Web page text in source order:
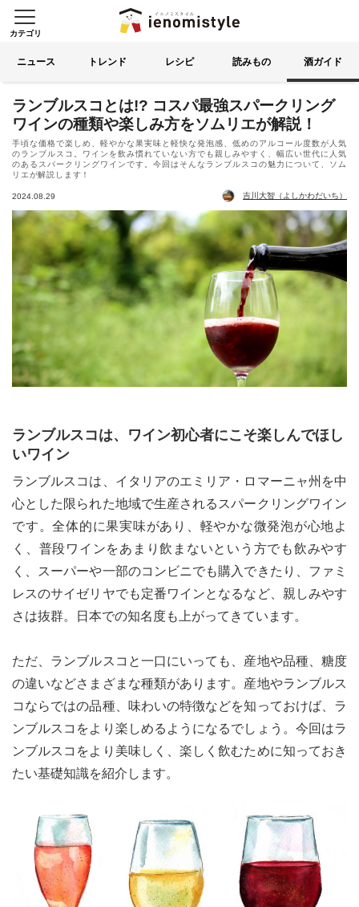
イエノミスタイル 家飲みを楽
カテゴリ
る
ニュース トレンド レシピ 読みもの 酒ガイド
ランブルスコとは!? コスパ最強スパークリング
ワインの種類や楽しみ方をソムリエが解説！
手頃な価格で楽しめ、軽やかな果実味と軽快な発泡感、低めのアルコール度数が人気
のランブルスコ。ワインを飲み慣れていない方でも親しみやすく、幅広い世代に人気
のあるスパークリングワインです。今回はそんなランブルスコの魅力について、ソム
リエが解説します！
2024.08.29 吉川大智（よしかわだいち）
ランブルスコは、ワイン初心者にこそ楽しんでほし
いワイン
ランブルスコは、イタリアのエミリア・ロマーニャ州を中
心とした限られた地域で生産されるスパークリングワイン
です。全体的に果実味があり、軽やかな微発泡が心地よ
く、普段ワインをあまり飲まないという方でも飲みやす
く、スーパーや一部のコンビニでも購入できたり、ファミ
レスのサイゼリヤでも定番ワインとなるなど、親しみやす
さは抜群。日本での知名度も上がってきています。
ただ、ランブルスコと一口にいっても、産地や品種、糖度
の違いなどさまざまな種類があります。産地やランブルス
コならではの品種、味わいの特徴などを知っておけば、ラ
ンブルスコをより楽しめるようになるでしょう。今回はラ
ンブルスコをより美味しく、楽しく飲むために知っておき
たい基礎知識を紹介します。